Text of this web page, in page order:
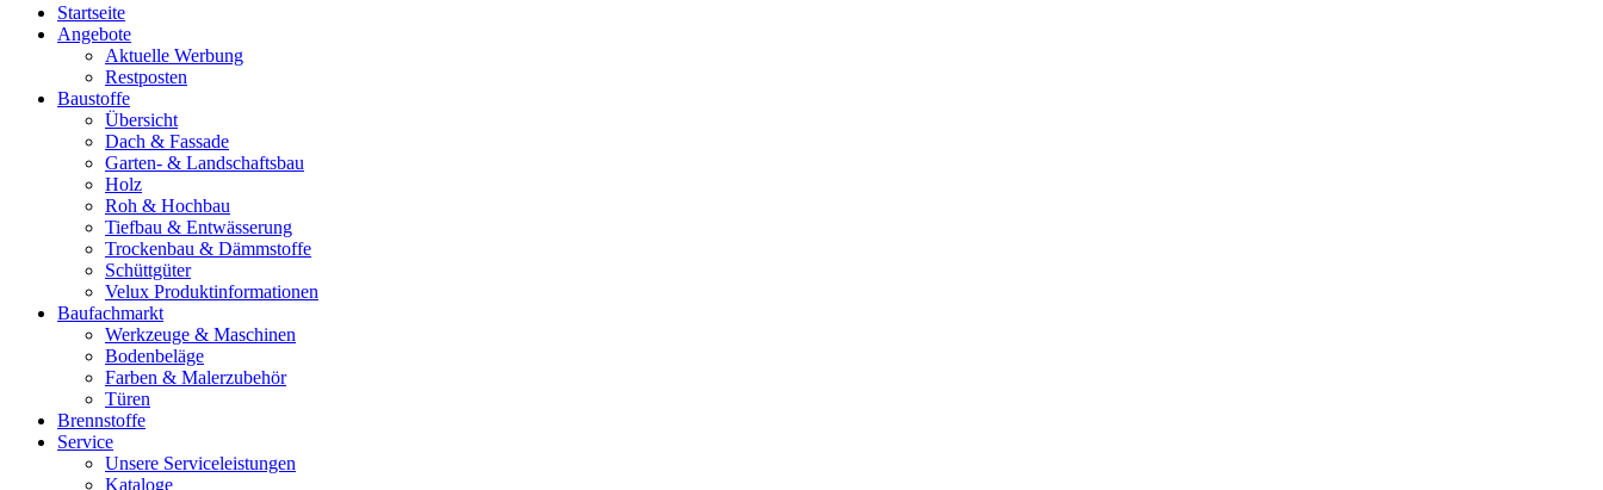
Startseite
Angebote
Aktuelle Werbung
Restposten
Baustoffe
Übersicht
Dach & Fassade
Garten- & Landschaftsbau
Holz
Roh & Hochbau
Tiefbau & Entwässerung
Trockenbau & Dämmstoffe
Schüttgüter
Velux Produktinformationen
Baufachmarkt
Werkzeuge & Maschinen
Bodenbeläge
Farben & Malerzubehör
Türen
Brennstoffe
Service
Unsere Serviceleistungen
Kataloge